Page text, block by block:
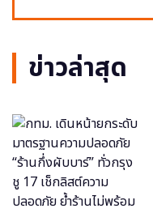
ข่าวล่าสุด